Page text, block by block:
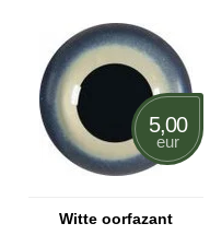
5,00
eur
Witte oorfazant